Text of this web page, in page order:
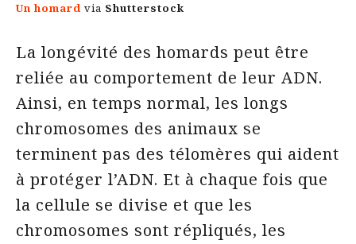
Un homard via Shutterstock
La longévité des homards peut être
reliée au comportement de leur ADN.
Ainsi, en temps normal, les longs
chromosomes des animaux se
terminent pas des télomères qui aident
à protéger l’ADN. Et à chaque fois que
la cellule se divise et que les
chromosomes sont répliqués, les